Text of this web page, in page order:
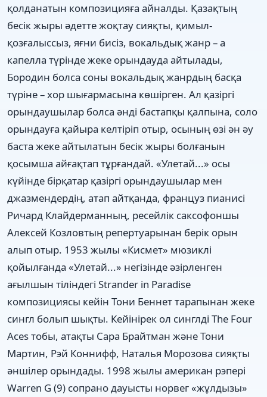
қолданатын композицияға айналды. Қазақтың
бесік жыры әдетте жоқтау сияқты, қимыл-
қозғалыссыз, яғни бисіз, вокальдық жанр – а
капелла түрінде жеке орындауда айтылады,
Бородин болса соны вокальдық жанрдың басқа
түріне – хор шығармасына көшірген. Ал қазіргі
орындаушылар болса әнді бастапқы қалпына, соло
орындауға қайыра келтіріп отыр, осының өзі ән әу
баста жеке айтылатын бесік жыры болғанын
қосымша айғақтап тұрғандай. «Улетай...» осы
күйінде бірқатар қазіргі орындаушылар мен
джазмендердің, атап айтқанда, француз пианисі
Ричард Клайдерманның, ресейлік саксофоншы
Алексей Козловтың репертуарынан берік орын
алып отыр. 1953 жылы «Кисмет» мюзиклі
қойылғанда «Улетай...» негізінде әзірленген
ағылшын тіліндегі Strander in Paradise
композициясы кейін Тони Беннет тарапынан жеке
сингл болып шықты. Кейінірек ол синглді The Four
Aces тобы, атақты Сара Брайтман және Тони
Мартин, Рэй Коннифф, Наталья Морозова сияқты
әншілер орындады. 1998 жылы американ рэпері
Warren G (9) сопрано дауысты норвег «жұлдызы»